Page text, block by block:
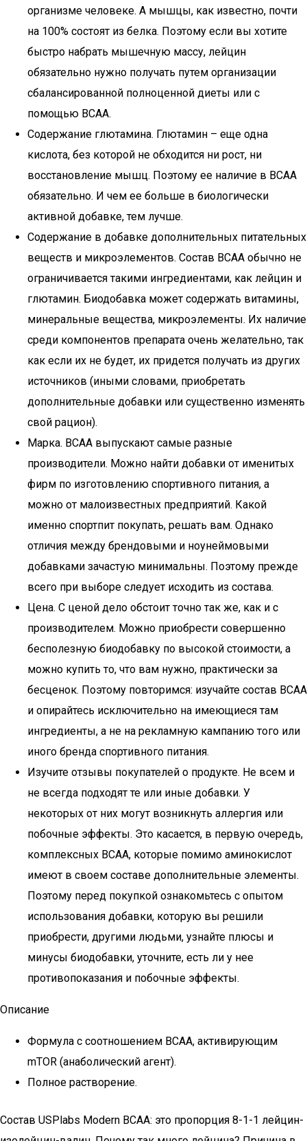
организме человеке. А мышцы, как известно, почти
на 100% состоят из белка. Поэтому если вы хотите
быстро набрать мышечную массу, лейцин
обязательно нужно получать путем организации
сбалансированной полноценной диеты или с
помощью ВСАА.
Содержание глютамина. Глютамин – еще одна
кислота, без которой не обходится ни рост, ни
восстановление мышц. Поэтому ее наличие в ВСАА
обязательно. И чем ее больше в биологически
активной добавке, тем лучше.
Содержание в добавке дополнительных питательных
веществ и микроэлементов. Состав ВСАА обычно не
ограничивается такими ингредиентами, как лейцин и
глютамин. Биодобавка может содержать витамины,
минеральные вещества, микроэлементы. Их наличие
среди компонентов препарата очень желательно, так
как если их не будет, их придется получать из других
источников (иными словами, приобретать
дополнительные добавки или существенно изменять
свой рацион).
Марка. ВСАА выпускают самые разные
производители. Можно найти добавки от именитых
фирм по изготовлению спортивного питания, а
можно от малоизвестных предприятий. Какой
именно спортпит покупать, решать вам. Однако
отличия между брендовыми и ноунеймовыми
добавками зачастую минимальны. Поэтому прежде
всего при выборе следует исходить из состава.
Цена. С ценой дело обстоит точно так же, как и с
производителем. Можно приобрести совершенно
бесполезную биодобавку по высокой стоимости, а
можно купить то, что вам нужно, практически за
бесценок. Поэтому повторимся: изучайте состав ВСАА
и опирайтесь исключительно на имеющиеся там
ингредиенты, а не на рекламную кампанию того или
иного бренда спортивного питания.
Изучите отзывы покупателей о продукте. Не всем и
не всегда подходят те или иные добавки. У
некоторых от них могут возникнуть аллергия или
побочные эффекты. Это касается, в первую очередь,
комплексных ВСАА, которые помимо аминокислот
имеют в своем составе дополнительные элементы.
Поэтому перед покупкой ознакомьтесь с опытом
использования добавки, которую вы решили
приобрести, другими людьми, узнайте плюсы и
минусы биодобавки, уточните, есть ли у нее
противопоказания и побочные эффекты.
Описание
Формула с соотношением BCAA, активирующим
mTOR (анаболический агент).
Полное растворение.
Состав USPlabs Modern BCAA: это пропорция 8-1-1 лейцин-